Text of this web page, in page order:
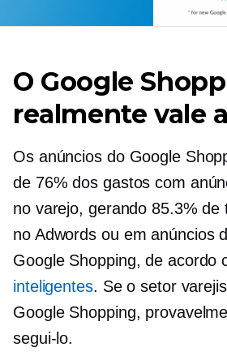
O Google
realmente vale
Os anúncios do Google
de 76% dos gastos com
no varejo, gerando 85.3% de
no Adwords ou em anúncios
Google Shopping, de acordo
inteligentes. Se o setor
Google Shopping,
segui-lo.